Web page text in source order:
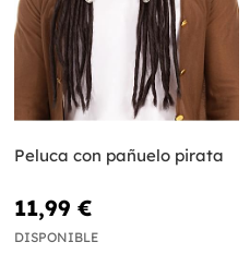
Peluca con pañuelo pirata
11,99 €
DISPONIBLE